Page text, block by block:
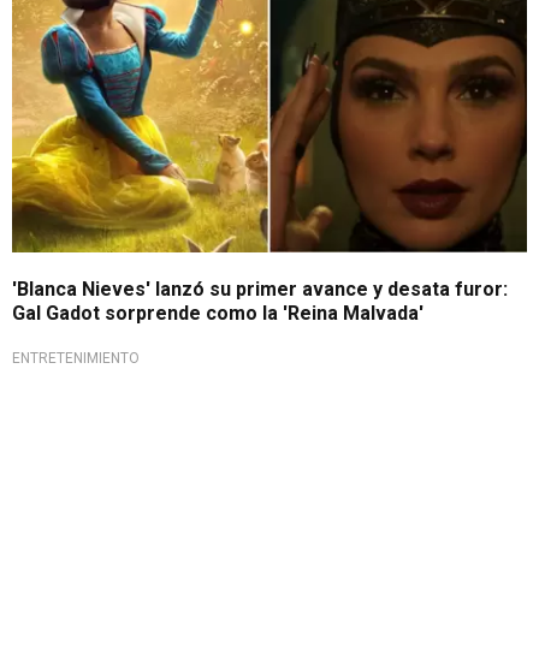
'Blanca Nieves' lanzó su primer avance y desata furor:
Gal Gadot sorprende como la 'Reina Malvada'
ENTRETENIMIENTO